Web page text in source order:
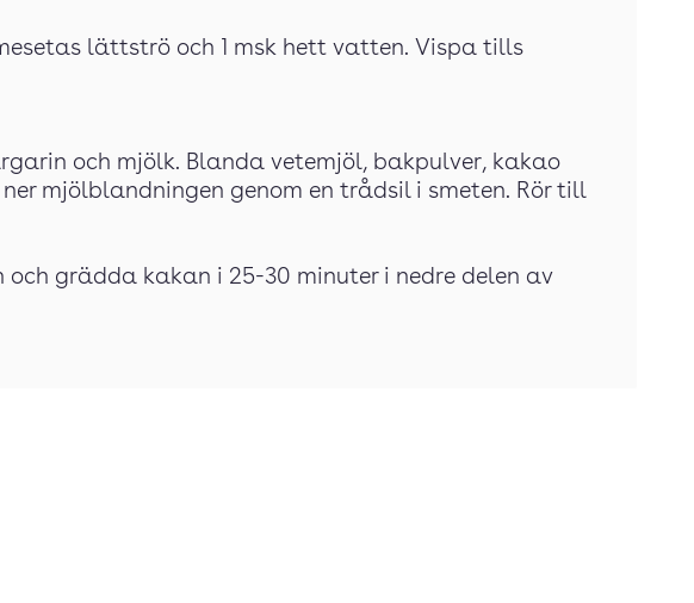
lättströ och 1 msk hett vatten. Vispa tills
och mjölk. Blanda vetemjöl, bakpulver, kakao
mjölblandningen genom en trådsil i smeten. Rör till
och grädda kakan i 25-30 minuter i nedre delen av